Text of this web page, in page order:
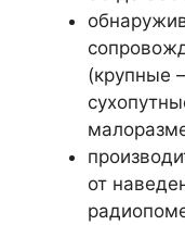
(крупные
от